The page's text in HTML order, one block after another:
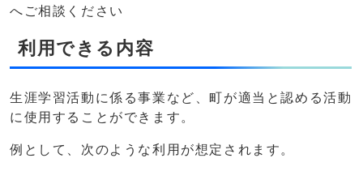
へご相談ください
利用できる内容
生涯学習活動に係る事業など、町が適当と認める活動
に使用することができます。
例として、次のような利用が想定されます。